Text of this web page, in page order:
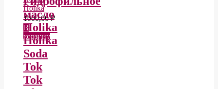
Holika
1000,00₽
В
корзину
масло
Holika
Holika
Soda
Tok
Tok